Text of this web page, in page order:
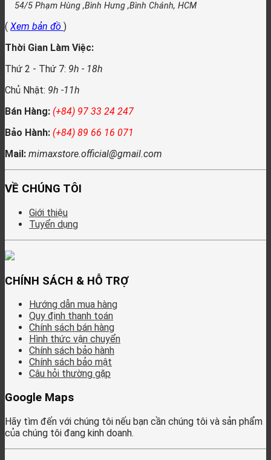
54/5 Phạm Hùng ,Bình Hưng ,Bình Chánh, HCM
( Xem bản đồ )
Thời Gian Làm Việc:
Thứ 2 - Thứ 7: 9h - 18h
Chủ Nhật: 9h -11h
Bán Hàng: (+84) 97 33 24 247
Bảo Hành: (+84) 89 66 16 071
Mail: mimaxstore.official@gmail.com
VỀ CHÚNG TÔI
Giới thiệu
Tuyển dụng
CHÍNH SÁCH & HỖ TRỢ
Hướng dẫn mua hàng
Quy định thanh toán
Chính sách bán hàng
Hình thức vận chuyển
Chính sách bảo hành
Chính sách bảo mật
Câu hỏi thường gặp
Google Maps
Hãy tìm đến với chúng tôi nếu bạn cần chúng tôi và sản phẩm
của chúng tôi đang kinh doanh.